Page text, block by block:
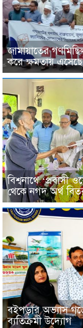
জামায়াতের
করে ক্ষমতায়
বিশ্বনাথে
থেকে নগদ অর্থ
বইপড়ার অভ্যাস
ব্যতিক্রমী উদ্যোগ